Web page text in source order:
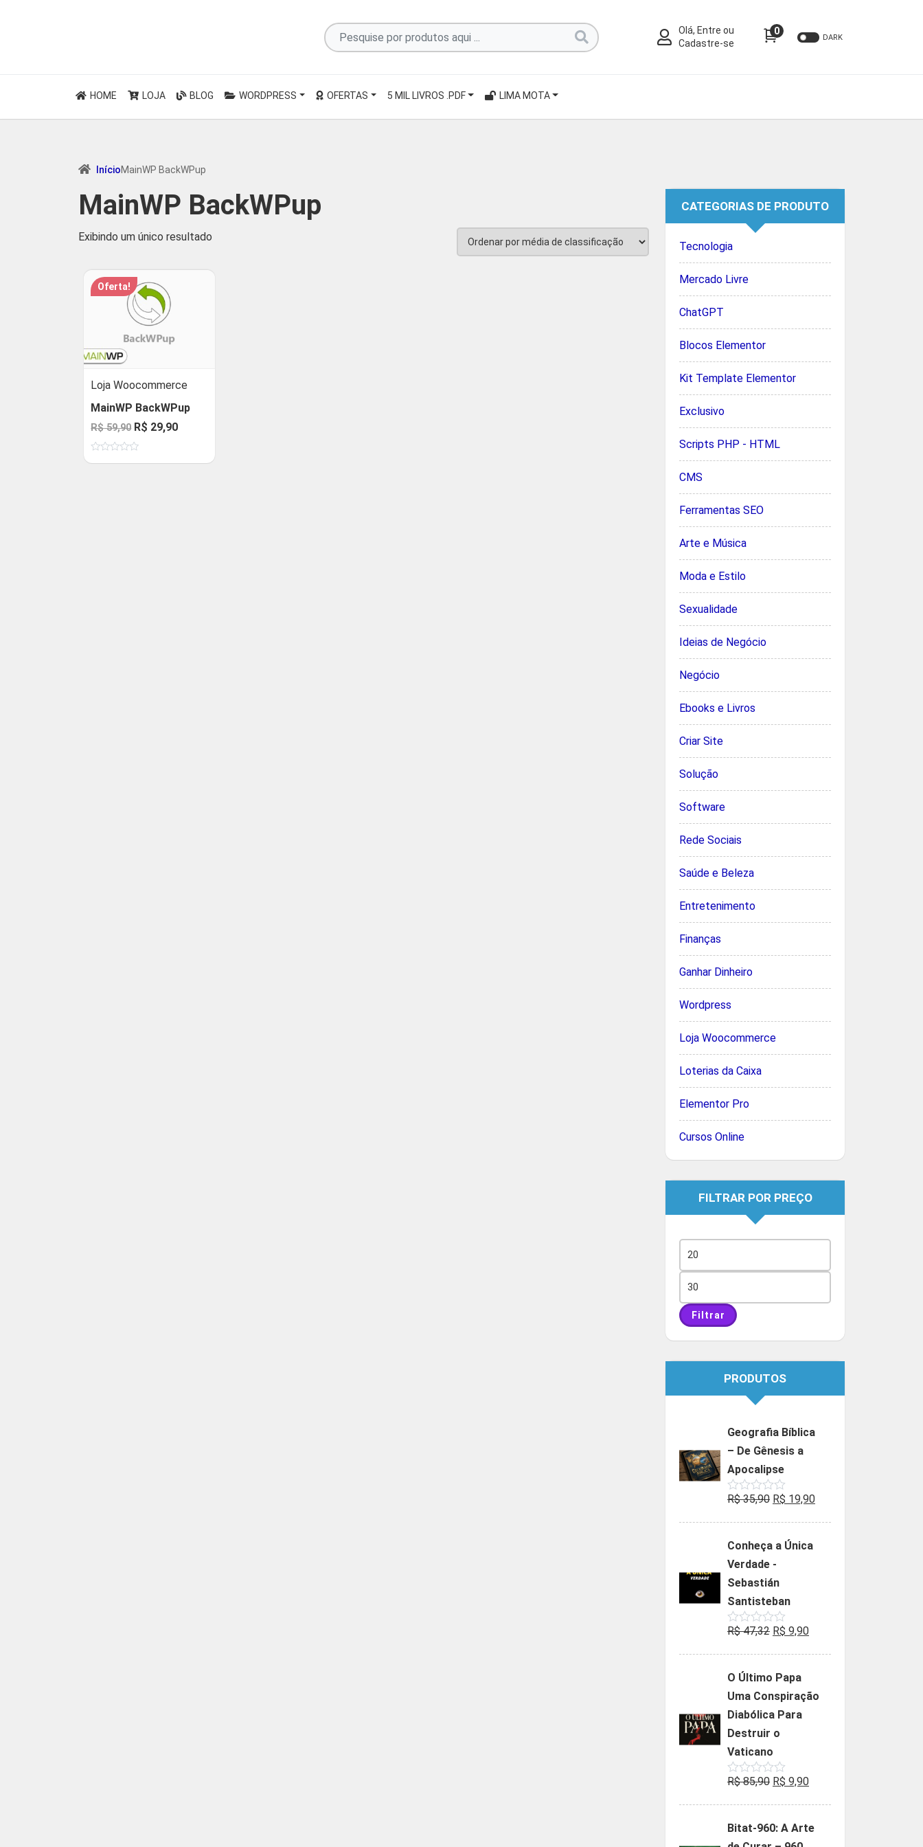
Pesquise
por
Olá, Entre ou
Cadastre-se
0
DARK
HOME LOJA BLOG WORDPRESS OFERTAS 5 MIL LIVROS .PDF LIMA MOTA
InícioMainWP BackWPup
MainWP BackWPup
Exibindo um único resultado
Oferta!
Loja Woocommerce
MainWP BackWPup
R$59,90 O
preço
original
R$ 29,90O
atual
CATEGORIAS DE PRODUTO
Tecnologia
Mercado Livre
ChatGPT
Blocos Elementor
Kit Template Elementor
Exclusivo
Scripts PHP - HTML
CMS
Ferramentas SEO
Arte e Música
Moda e Estilo
Sexualidade
Ideias de Negócio
Negócio
Ebooks e Livros
Criar Site
Solução
Software
Rede Sociais
Saúde e Beleza
Entretenimento
Finanças
Ganhar Dinheiro
Wordpress
Loja Woocommerce
Loterias da Caixa
Elementor Pro
Cursos Online
FILTRAR POR PREÇO
mínimo
máximo
Filtrar
PRODUTOS
Geografia Bíblica
– De Gênesis a
Apocalipse
Avaliação
de
R$35,90 O
era:
R$ 19,90O
Conheça a Única
Verdade -
Sebastián
Santisteban
Avaliação
de
R$47,32 O
era:
R$ 47,32.
R$ 9,90O
R$ 9,90.
O Último Papa
Uma Conspiração
Diabólica Para
Destruir o
Vaticano
Avaliação
de
R$85,90 O
era:
R$ 9,90O
é:
Bitat-960: A Arte